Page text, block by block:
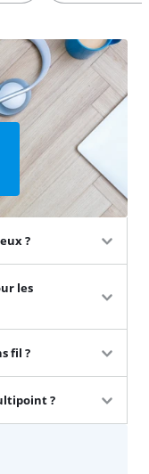
?
les
fil ?
?